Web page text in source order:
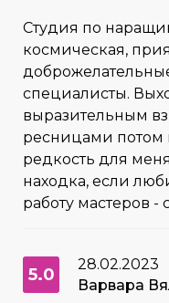
Студия по
космическая,
специалисты.
выразительным
ресницами потом
редкость для
находка, если
работу мастеров -
5.0
28.02.2023
Варвара